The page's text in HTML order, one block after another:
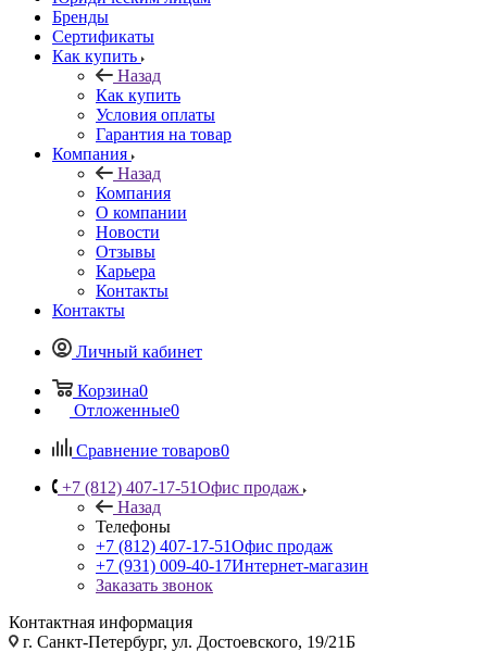
Бренды
Сертификаты
Как купить
Назад
Как купить
Условия оплаты
Гарантия на товар
Компания
Назад
Компания
О компании
Новости
Отзывы
Карьера
Контакты
Контакты
Личный кабинет
Корзина0
Отложенные0
Сравнение товаров0
+7 (812) 407-17-51Офис продаж
Назад
Телефоны
+7 (812) 407-17-51Офис продаж
+7 (931) 009-40-17Интернет-магазин
Заказать звонок
Контактная информация
г. Санкт-Петербург, ул. Достоевского, 19/21Б